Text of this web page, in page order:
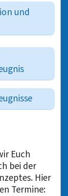
und
Euch
bei der
Hier
Termine: